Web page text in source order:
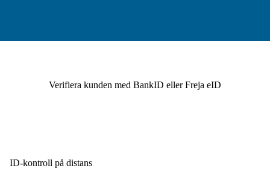
Verifiera kunden med BankID eller Freja eID
ID-kontroll på distans